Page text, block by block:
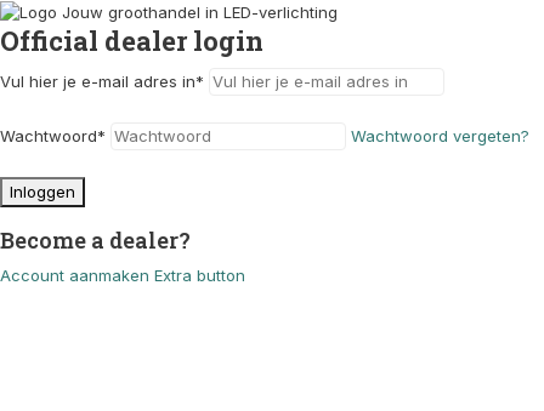
Official dealer login
Vul hier je e-mail adres in*
Wachtwoord* Wachtwoord vergeten?
Inloggen
Become a dealer?
Account aanmaken Extra button